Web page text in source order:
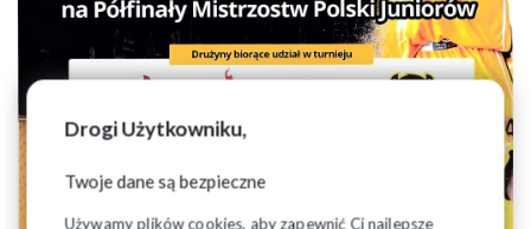
Drogi Użytkowniku,
Twoje dane są bezpieczne
Używamy plików cookies, aby zapewnić Ci najlepsze